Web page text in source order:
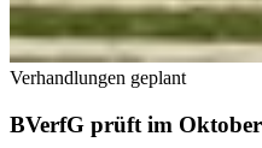
Verhandlungen geplant
BVerfG prüft im